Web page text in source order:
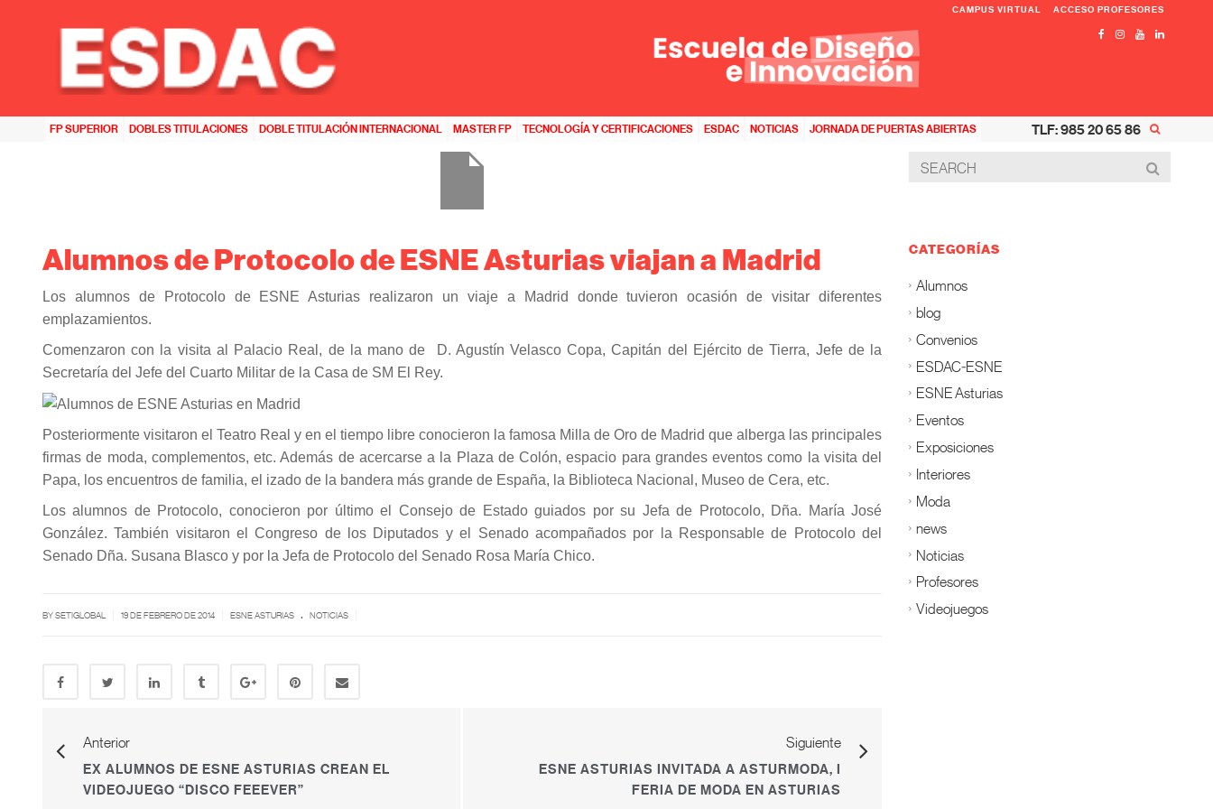
CAMPUS VIRTUAL ACCESO PROFESORES
FP SUPERIOR DOBLES TITULACIONES DOBLE TITULACIÓN INTERNACIONAL MASTER FP TECNOLOGÍA Y CERTIFICACIONES ESDAC NOTICIAS JORNADA DE PUERTAS ABIERTAS TLF: 985 20 65 86
Alumnos de Protocolo de ESNE Asturias viajan a Madrid
Los alumnos de Protocolo de ESNE Asturias realizaron un viaje a Madrid donde tuvieron ocasión de visitar diferentes
emplazamientos.
Comenzaron con la visita al Palacio Real, de la mano de D. Agustín Velasco Copa, Capitán del Ejército de Tierra, Jefe de la
Secretaría del Jefe del Cuarto Militar de la Casa de SM El Rey.
Posteriormente visitaron el Teatro Real y en el tiempo libre conocieron la famosa Milla de Oro de Madrid que alberga las principales
firmas de moda, complementos, etc. Además de acercarse a la Plaza de Colón, espacio para grandes eventos como la visita del
Papa, los encuentros de familia, el izado de la bandera más grande de España, la Biblioteca Nacional, Museo de Cera, etc.
Los alumnos de Protocolo, conocieron por último el Consejo de Estado guiados por su Jefa de Protocolo, Dña. María José
González. También visitaron el Congreso de los Diputados y el Senado acompañados por la Responsable de Protocolo del
Senado Dña. Susana Blasco y por la Jefa de Protocolo del Senado Rosa María Chico.
BY SETIGLOBAL 19 DE FEBRERO DE 2014 ESNE ASTURIAS . NOTICIAS
Anterior
EX ALUMNOS DE ESNE ASTURIAS CREAN EL
VIDEOJUEGO “DISCO FEEEVER”
Siguiente
ESNE ASTURIAS INVITADA A ASTURMODA, I
FERIA DE MODA EN ASTURIAS
CATEGORÍAS
Alumnos
blog
Convenios
ESDAC-ESNE
ESNE Asturias
Eventos
Exposiciones
Interiores
Moda
news
Noticias
Profesores
Videojuegos